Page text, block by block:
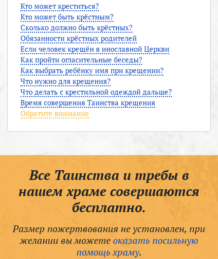
Кто может креститься?
Кто может быть крёстным?
Сколько должно быть крёстных?
Обязанности крёстных родителей
Если человек крещён в инославной Церкви
Как пройти огласительные беседы?
Как выбрать ребёнку имя при крещении?
Что нужно для крещения?
Что делать с крестильной одеждой дальше?
Время совершения Таинства крещения
Обратите внимание
Все Таинства и требы в
нашем храме совершаются
бесплатно.
Размер пожертвования не установлен, при
желании вы можетеоказать посильную
помощь храму.